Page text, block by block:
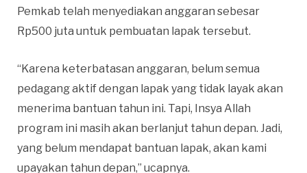
Pemkab telah menyediakan anggaran sebesar
Rp500 juta untuk pembuatan lapak tersebut.
“Karena keterbatasan anggaran, belum semua
pedagang aktif dengan lapak yang tidak layak akan
menerima bantuan tahun ini. Tapi, Insya Allah
program ini masih akan berlanjut tahun depan. Jadi,
yang belum mendapat bantuan lapak, akan kami
upayakan tahun depan,” ucapnya.